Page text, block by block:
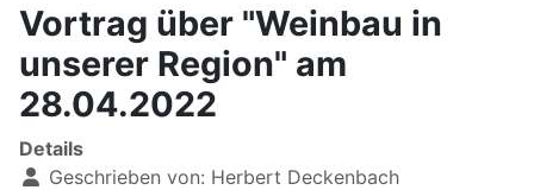
Vortrag über "Weinbau in
unserer Region" am
28.04.2022
Details
Geschrieben von: Herbert Deckenbach